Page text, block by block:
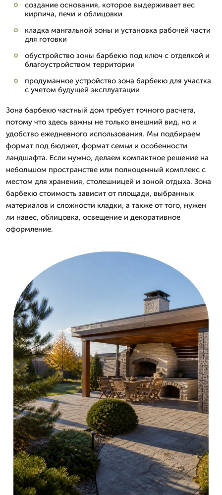
создание основания, которое выдерживает вес
кирпича, печи и облицовки
кладка мангальной зоны и установка рабочей части
для готовки
обустройство зоны барбекю под ключ с отделкой и
благоустройством территории
продуманное устройство зона барбекю для участка
с учетом будущей эксплуатации
Зона барбекю частный дом требует точного расчета,
потому что здесь важны не только внешний вид, но и
удобство ежедневного использования. Мы подбираем
формат под бюджет, формат семьи и особенности
ландшафта. Если нужно, делаем компактное решение на
небольшом пространстве или полноценный комплекс с
местом для хранения, столешницей и зоной отдыха. Зона
барбекю стоимость зависит от площади, выбранных
материалов и сложности кладки, а также от того, нужен
ли навес, облицовка, освещение и декоративное
оформление.